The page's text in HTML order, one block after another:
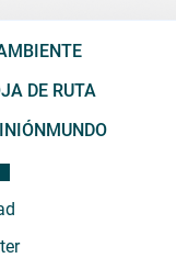
DE RUTA
MUNDO